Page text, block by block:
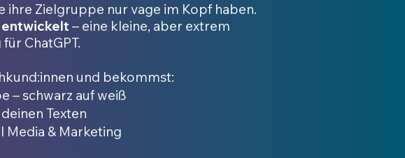
ihre Zielgruppe nur vage im Kopf haben.
entwickelt – eine kleine, aber extrem
ChatGPT.
und bekommst:
– schwarz auf weiß
Texten
Media & Marketing